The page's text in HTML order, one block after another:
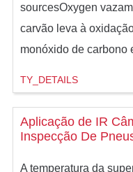
sourcesOxygen
carvão leva à
monóxido de carbono
TY_DETAILS
Aplicação de IR
Inspecção De
A temperatura da